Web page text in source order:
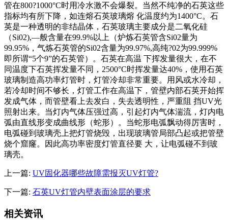
管在800?1000°C时用冷水激不会爆裂。当然不纯净的石英这些
指标均有所下降，如连熔石英玻璃熔 化温度约为1400°C。石
英是一种透明的非结晶体，石英玻璃主要成分是二氧化硅
（Si02),—般含量在99.9%以上（炉炼石英管含Si02量为
99.95%，气炼石英管的Si02含量为99.97%,高纯?02为99.999%
即所谓“5个9”的石英管）。石英在高温 下挥发量很大，在不
同温度下石英挥发量不同，2500°C时挥发量达40%，使用石英
玻璃制造高功率灯管时，灯管冷却非常重要。用风或水冷却，
若冷却时间不够长，灯管工作在高温下，管壁内部石英开始挥
发成气体，而管壁看上去发白，失去透明性，严重阻 挡UV光
照射出来。当灯内气体压强过高，引起灯内气体湍流，灯内电
弧由直线形变成曲线形（蛇形）。当蛇形电弧飘动得厉害时，
电弧碰到玻璃壳上把灯管烧毁，出现玻璃管局部凸起或把管壁
烧个窟窿。因此高功率密度灯管直径要 大，让电弧碰不到玻
璃壳。
上一篇: UV固化器哪些故障需报灭UV灯管?
下一篇: 石英UV灯管内壁表面涂层的要求
相关资讯